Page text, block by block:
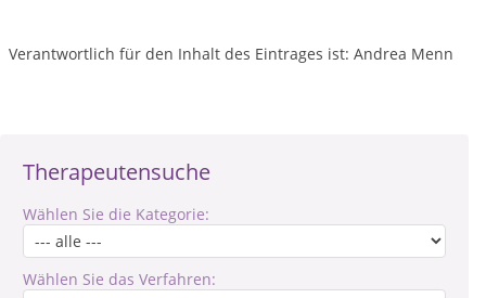
Therapeutensuche
Wählen Sie die Kategorie:
Wählen Sie das Verfahren:
Verantwortlich für den Inhalt des Eintrages ist: Andrea Menn